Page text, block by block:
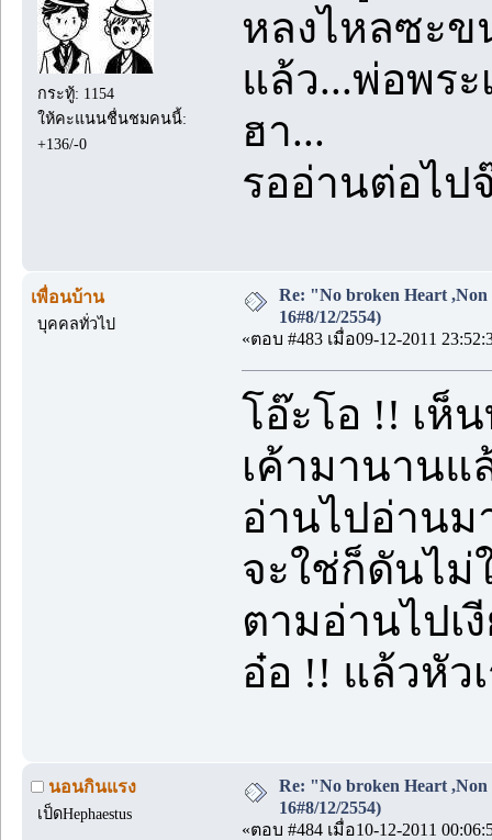
กระทู้: 1154
ให้คะแนนชื่นชมคนนี้:
+136/-0
หลงไหลซะ
แล้ว...พ่อพร
ฮา...
รออ่านต่อไป
เพื่อนบ้าน
บุคคลทั่วไป
Re: "No broken Heart
16#8/12/2554)
«ตอบ #483 เมื่อ09-12-2011
โอ๊ะโอ !! เห็
เค้ามานานแ
อ่านไปอ่าน
จะใช่ก็ดันไม่
ตามอ่านไปเ
อ๋อ !! แล้วหัว
นอนกินแรง
เป็ดHephaestus
Re: "No broken Heart
16#8/12/2554)
«ตอบ #484 เมื่อ10-12-2011